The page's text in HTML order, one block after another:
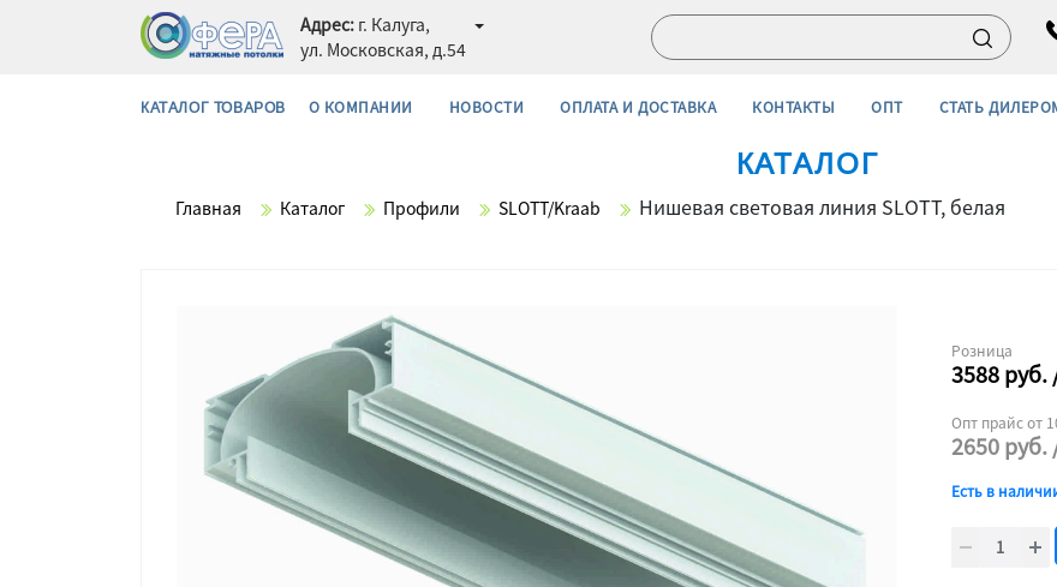
Адрес: г. Калуга,
ул. Московская, д.54
КАТАЛОГ ТОВАРОВ О КОМПАНИИ НОВОСТИ ОПЛАТА И ДОСТАВКА КОНТАКТЫ ОПТ СТАТЬ
КАТАЛОГ
Главная Каталог Профили SLOTT/Kraab Нишевая световая линия SLOTT, белая
Розница
3588руб.
Опт прайс от
2650руб.
Есть в